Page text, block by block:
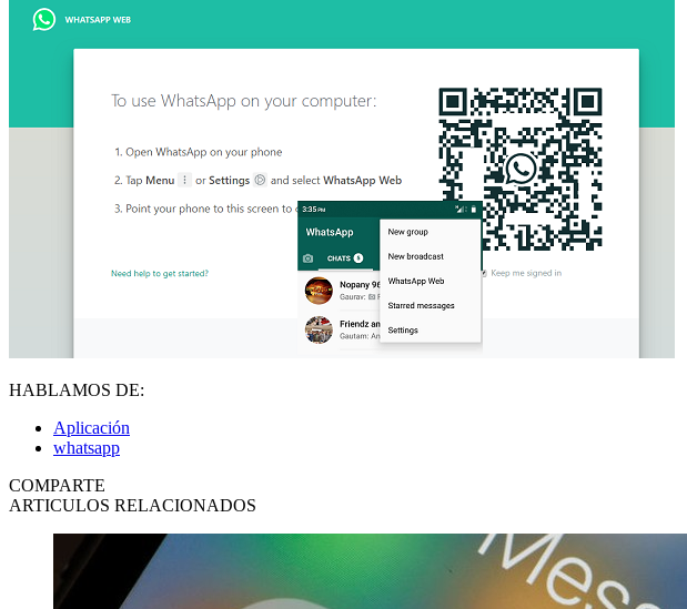
HABLAMOS DE:
Aplicación
whatsapp
COMPARTE
ARTICULOS RELACIONADOS